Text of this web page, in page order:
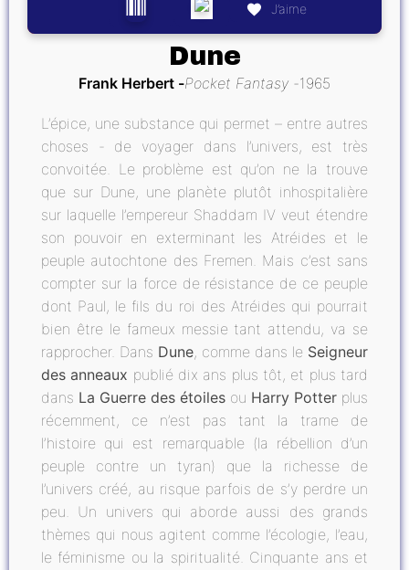
J’aime
Dune
Frank Herbert Pocket Fantasy 1965
L’épice, une substance qui permet – entre autres
choses - de voyager dans l’univers, est très
convoitée. Le problème est qu’on ne la trouve
que sur Dune, une planète plutôt inhospitalière
sur laquelle l’empereur Shaddam IV veut étendre
son pouvoir en exterminant les Atréides et le
peuple autochtone des Fremen. Mais c’est sans
compter sur la force de résistance de ce peuple
dont Paul, le fils du roi des Atréides qui pourrait
bien être le fameux messie tant attendu, va se
rapprocher. Dans Dune, comme dans le Seigneur
des anneaux publié dix ans plus tôt, et plus tard
dans La Guerre des étoiles ou Harry Potter plus
récemment, ce n’est pas tant la trame de
l’histoire qui est remarquable (la rébellion d’un
peuple contre un tyran) que la richesse de
l’univers créé, au risque parfois de s’y perdre un
peu. Un univers qui aborde aussi des grands
thèmes qui nous agitent comme l’écologie, l’eau,
le féminisme ou la spiritualité. Cinquante ans et